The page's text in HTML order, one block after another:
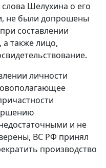
Шелухина о его
не были допрошены
составлении
а также лицо,
личности
и не
ВС РФ принял
производство